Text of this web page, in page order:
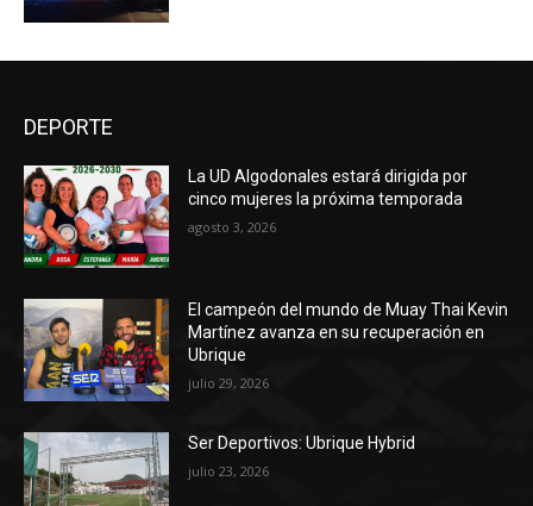
DEPORTE
La UD Algodonales estará dirigida por
cinco mujeres la próxima temporada
agosto 3, 2026
El campeón del mundo de Muay Thai Kevin
Martínez avanza en su recuperación en
Ubrique
julio 29, 2026
Ser Deportivos: Ubrique Hybrid
julio 23, 2026